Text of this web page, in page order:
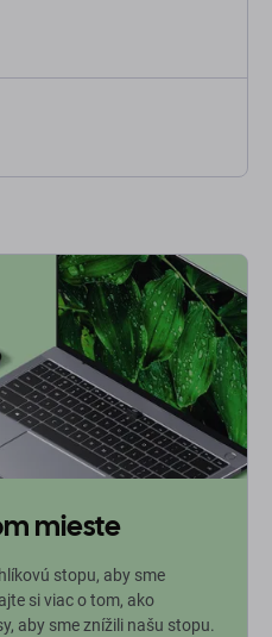
mieste
stopu, aby sme
si viac o tom, ako
aby sme znížili našu stopu.